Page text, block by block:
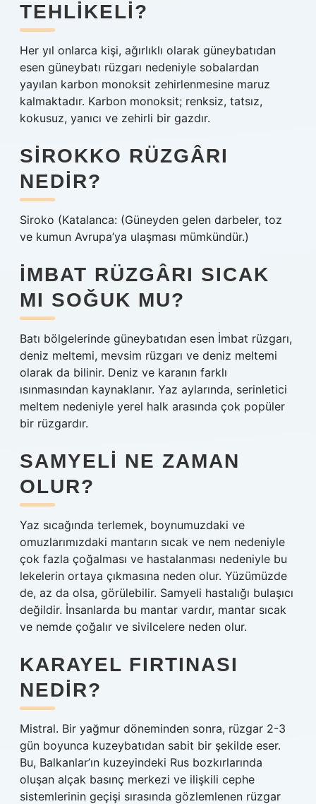
TEHLIKELI?
Her yıl onlarca kişi, ağırlıklı olarak güneybatıdan
esen güneybatı rüzgarı nedeniyle sobalardan
yayılan karbon monoksit zehirlenmesine maruz
kalmaktadır. Karbon monoksit; renksiz, tatsız,
kokusuz, yanıcı ve zehirli bir gazdır.
SIROKKO RÜZGÂRI
NEDIR?
Siroko (Katalanca: (Güneyden gelen darbeler, toz
ve kumun Avrupa’ya ulaşması mümkündür.)
İMBAT RÜZGÂRI SICAK
MI SOĞUK MU?
Batı bölgelerinde güneybatıdan esen İmbat rüzgarı,
deniz meltemi, mevsim rüzgarı ve deniz meltemi
olarak da bilinir. Deniz ve karanın farklı
ısınmasından kaynaklanır. Yaz aylarında, serinletici
meltem nedeniyle yerel halk arasında çok popüler
bir rüzgardır.
SAMYELI NE ZAMAN
OLUR?
Yaz sıcağında terlemek, boynumuzdaki ve
omuzlarımızdaki mantarın sıcak ve nem nedeniyle
çok fazla çoğalması ve hastalanması nedeniyle bu
lekelerin ortaya çıkmasına neden olur. Yüzümüzde
de, az da olsa, görülebilir. Samyeli hastalığı bulaşıcı
değildir. İnsanlarda bu mantar vardır, mantar sıcak
ve nemde çoğalır ve sivilcelere neden olur.
KARAYEL FIRTINASI
NEDIR?
Mistral. Bir yağmur döneminden sonra, rüzgar 2-3
gün boyunca kuzeybatıdan sabit bir şekilde eser.
Bu, Balkanlar’ın kuzeyindeki Rus bozkırlarında
oluşan alçak basınç merkezi ve ilişkili cephe
sistemlerinin geçişi sırasında gözlemlenen rüzgar